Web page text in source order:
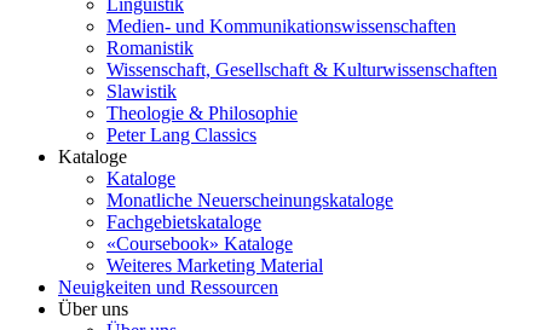
Linguistik
Medien- und Kommunikationswissenschaften
Romanistik
Wissenschaft, Gesellschaft & Kulturwissenschaften
Slawistik
Theologie & Philosophie
Peter Lang Classics
Kataloge
Kataloge
Monatliche Neuerscheinungskataloge
Fachgebietskataloge
«Coursebook» Kataloge
Weiteres Marketing Material
Neuigkeiten und Ressourcen
Über uns